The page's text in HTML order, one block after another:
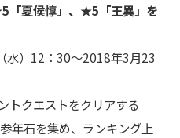
「夏侯惇」、★5「王異」を
水）12：30～2018年3月23
トクエストをクリアする
年石を集め、ランキング上